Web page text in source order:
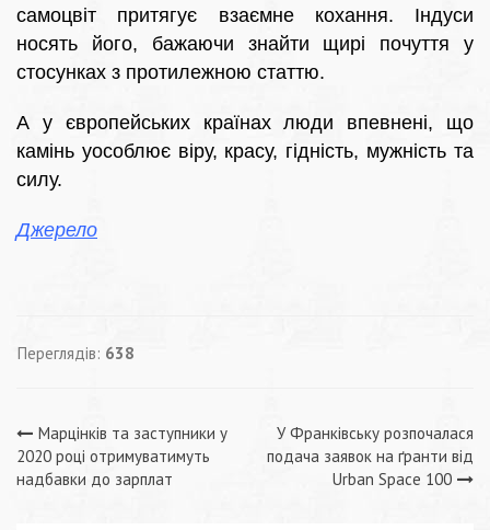
самоцвіт притягує взаємне кохання. Індуси
носять його, бажаючи знайти щирі почуття у
стосунках з протилежною статтю.
А у європейських країнах люди впевнені, що
камінь уособлює віру, красу, гідність, мужність та
силу.
Джерело
Переглядів: 638
Навігація
записів
Марцінків та заступники у
2020 році отримуватимуть
надбавки до зарплат
У Франківську розпочалася
подача заявок на ґранти від
Urban Space 100